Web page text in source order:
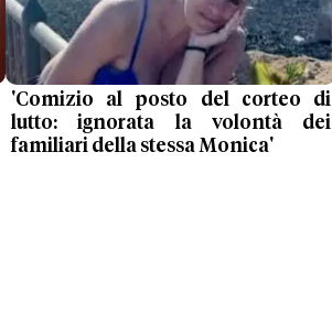
'Comizio al posto del corteo di
lutto: ignorata la volontà dei
familiari della stessa Monica'